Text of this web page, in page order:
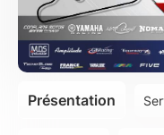
Présentation